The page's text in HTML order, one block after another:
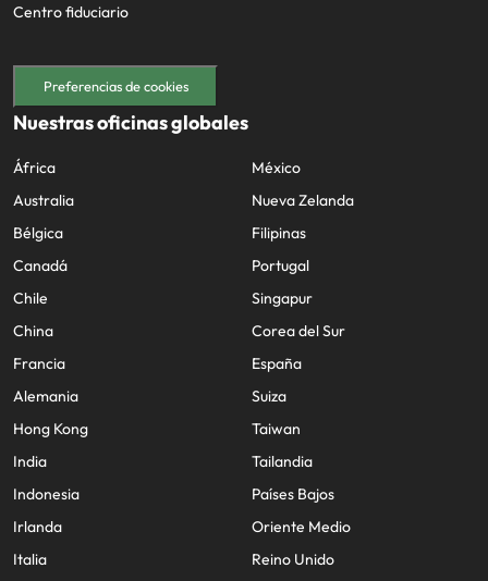
Centro fiduciario
Preferencias de cookies
Nuestras oficinas globales
África
Australia
Bélgica
Canadá
Chile
China
Francia
Alemania
Hong Kong
India
Indonesia
Irlanda
Italia
México
Nueva Zelanda
Filipinas
Portugal
Singapur
Corea del Sur
España
Suiza
Taiwan
Tailandia
Países Bajos
Oriente Medio
Reino Unido